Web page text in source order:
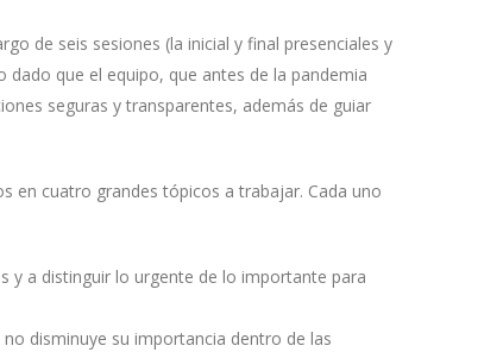
de seis sesiones (la inicial y final presenciales y
que el equipo, que antes de la pandemia
seguras y transparentes, además de guiar
en cuatro grandes tópicos a trabajar. Cada uno
y a distinguir lo urgente de lo importante para
disminuye su importancia dentro de las